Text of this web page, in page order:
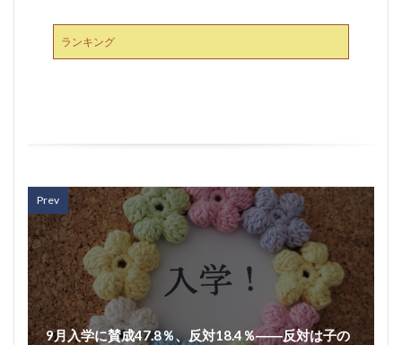
ランキング
Prev
9月入学に賛成47.8％、反対18.4％――反対は子の